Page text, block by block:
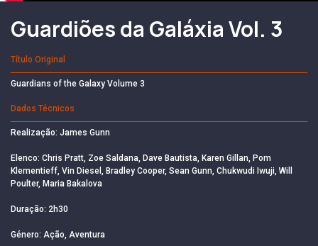
Guardiões da Galáxia Vol. 3
Título Original
Guardians of the Galaxy Volume 3
Dados Técnicos
Realização: James Gunn
Elenco: Chris Pratt, Zoe Saldana, Dave Bautista, Karen Gillan, Pom
Klementieff, Vin Diesel, Bradley Cooper, Sean Gunn, Chukwudi Iwuji, Will
Poulter, Maria Bakalova
Duração: 2h30
Género: Ação, Aventura